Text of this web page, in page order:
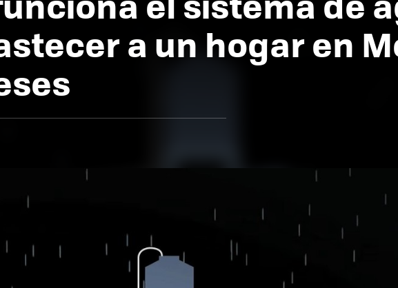
a un hogar en